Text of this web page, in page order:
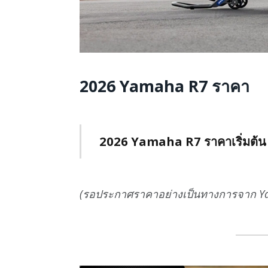
2026 Yamaha R7 ราคา
2026 Yamaha R7 ราคาเริ่มต้
(รอประกาศราคาอย่างเป็นทางการจาก